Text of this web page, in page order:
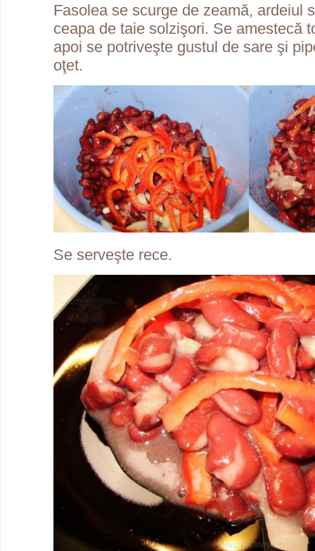
Fasolea se scurge de zeamă, ardeiul
ceapa de taie solzişori. Se amestecă
apoi se potriveşte gustul de sare şi
oţet.
Se serveşte rece.